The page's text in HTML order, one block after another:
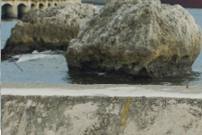
區